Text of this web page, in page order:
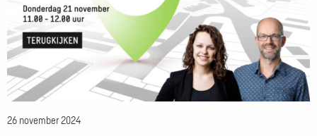
26 november 2024
nieuwtjes
van
dg
DIALOG
Web
in
terugkijkwebinar